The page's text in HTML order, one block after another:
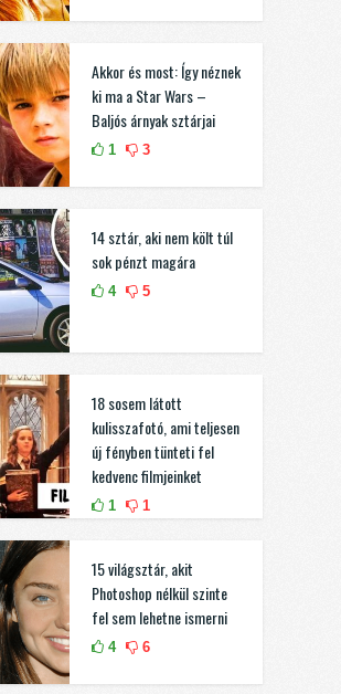
Akkor és most: Így néznek
ki ma a Star Wars –
Baljós árnyak sztárjai
1 3
14 sztár, aki nem költ túl
sok pénzt magára
4 5
18 sosem látott
kulisszafotó, ami teljesen
új fényben tünteti fel
kedvenc filmjeinket
1 1
15 világsztár, akit
Photoshop nélkül szinte
fel sem lehetne ismerni
4 6